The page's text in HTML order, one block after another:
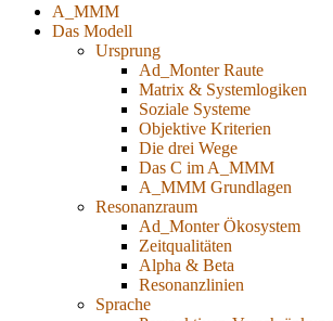
A_MMM
Das Modell
Ursprung
Ad_Monter Raute
Matrix & Systemlogiken
Soziale Systeme
Objektive Kriterien
Die drei Wege
Das C im A_MMM
A_MMM Grundlagen
Resonanzraum
Ad_Monter Ökosystem
Zeitqualitäten
Alpha & Beta
Resonanzlinien
Sprache